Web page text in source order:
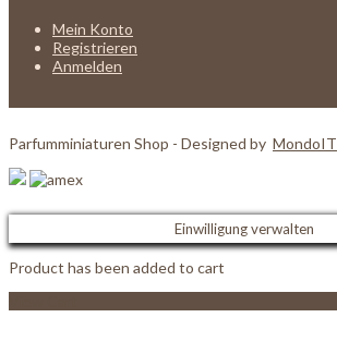
Mein Konto
Registrieren
Anmelden
Parfumminiaturen Shop - Designed by MondoIT
Einwilligung verwalten
Product has been added to cart